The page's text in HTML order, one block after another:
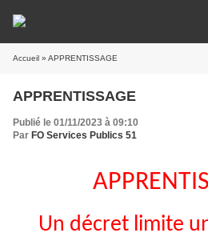
Accueil » APPRENTISSAGE
APPRENTISSAGE
Publié le 01/11/2023 à 09:10
Par FO Services Publics 51
Un décret limite